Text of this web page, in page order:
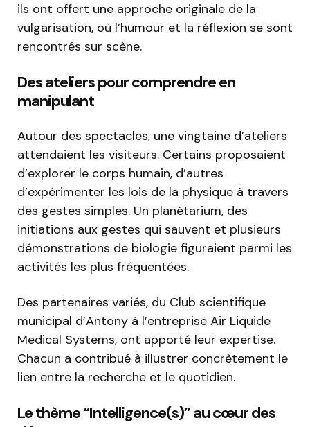
ils ont offert une approche originale de la
vulgarisation, où l’humour et la réflexion se sont
rencontrés sur scène.
Des ateliers pour comprendre en
manipulant
Autour des spectacles, une vingtaine d’ateliers
attendaient les visiteurs. Certains proposaient
d’explorer le corps humain, d’autres
d’expérimenter les lois de la physique à travers
des gestes simples. Un planétarium, des
initiations aux gestes qui sauvent et plusieurs
démonstrations de biologie figuraient parmi les
activités les plus fréquentées.
Des partenaires variés, du Club scientifique
municipal d’Antony à l’entreprise Air Liquide
Medical Systems, ont apporté leur expertise.
Chacun a contribué à illustrer concrètement le
lien entre la recherche et le quotidien.
Le thème “Intelligence(s)” au cœur des